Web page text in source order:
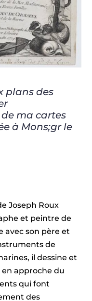
plans des
ma cartes
à Mons;gr le
Joseph Roux
et peintre de
avec son père et
de
il dessine et
approche du
qui font
des